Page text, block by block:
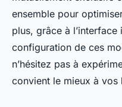
ensemble pour
plus, grâce à l’interface
configuration de ces
n’hésitez pas à
convient le mieux à vos